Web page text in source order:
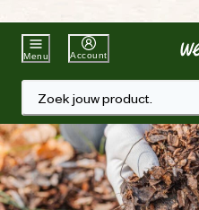
Beste
Menu Account
Zoek jouw product.